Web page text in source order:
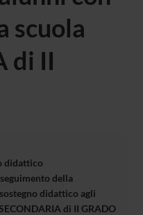
scuola
di II
didattico
della
didattico agli
di II GRADO